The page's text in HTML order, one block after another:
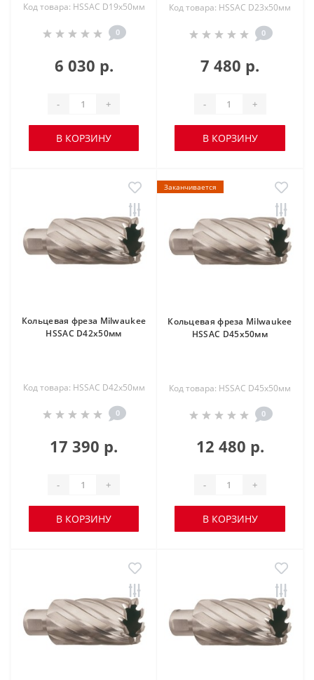
Код товара: HSSAC D19х50мм
0
6 030 р.
- +
В КОРЗИНУ
Код товара: HSSAC D23х50мм
0
7 480 р.
- +
В КОРЗИНУ
Кольцевая фреза Milwaukee
HSSAC D42х50мм
Код товара: HSSAC D42х50мм
0
17 390 р.
- +
В КОРЗИНУ
Заканчивается
Кольцевая фреза Milwaukee
HSSAC D45х50мм
Код товара: HSSAC D45х50мм
0
12 480 р.
- +
В КОРЗИНУ